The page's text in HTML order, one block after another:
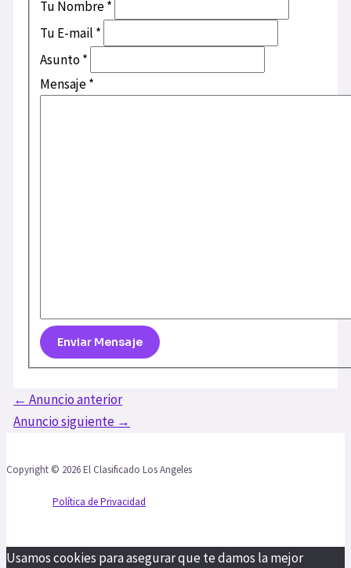
Tu Nombre*
Tu E-mail *
Asunto*
Mensaje*
← Anuncio anterior
Anuncio siguiente →
Copyright © 2026 El Clasificado Los Angeles
Política de Privacidad
Usamos cookies para asegurar que te damos la mejor